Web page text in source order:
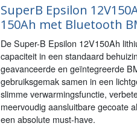
SuperB Epsilon
150Ah met Bluetooth
De Super-B Epsilon 12V150Ah
capaciteit in een standaard
geavanceerde en geïntegreerde
gebruiksgemak samen in een
slimme verwarmingsfunctie,
meervoudig aansluitbare gecoate
een absolute must-have.